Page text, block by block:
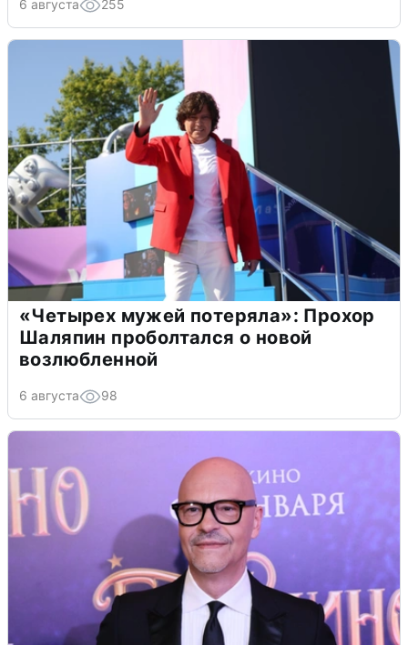
6 августа 255
«Четырех мужей потеряла»: Прохор
Шаляпин проболтался о новой
возлюбленной
6 августа 98